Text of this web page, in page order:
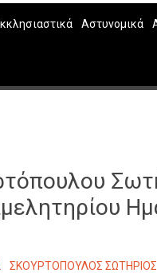
Αστυνομικά
ΣΚΟΥΡΤΟΠΟΥΛΟΣ ΣΩΤΗΡΙΟΣ